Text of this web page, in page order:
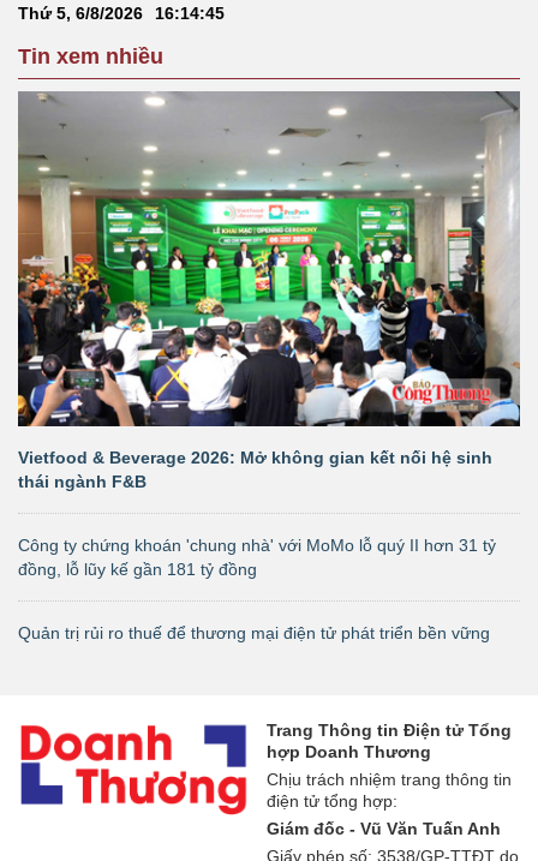
Thứ 5, 6/8/2026 16:14:45
Tin xem nhiều
Vietfood & Beverage 2026: Mở không gian kết nối hệ sinh
thái ngành F&B
Công ty chứng khoán 'chung nhà' với MoMo lỗ quý II hơn 31 tỷ
đồng, lỗ lũy kế gần 181 tỷ đồng
Quản trị rủi ro thuế để thương mại điện tử phát triển bền vững
Trang Thông tin Điện tử Tổng
hợp Doanh Thương
Chịu trách nhiệm trang thông tin
điện tử tổng hợp:
Giám đốc - Vũ Văn Tuấn Anh
Giấy phép số: 3538/GP-TTĐT do